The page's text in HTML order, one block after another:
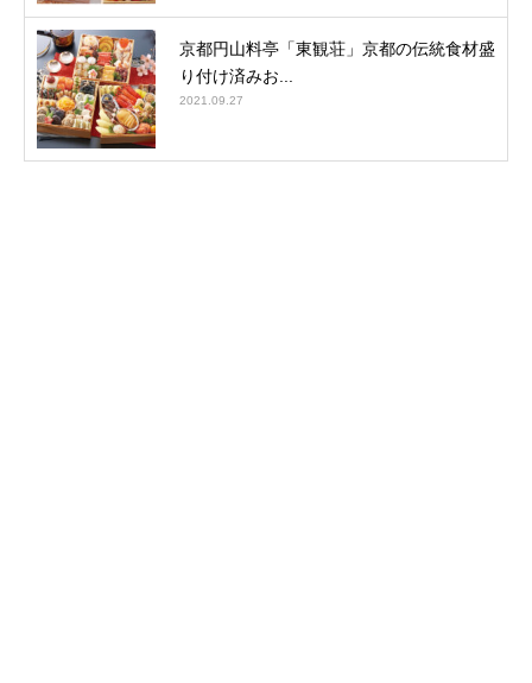
京都円山料亭「東観荘」京都の伝統食材盛
り付け済みお...
2021.09.27